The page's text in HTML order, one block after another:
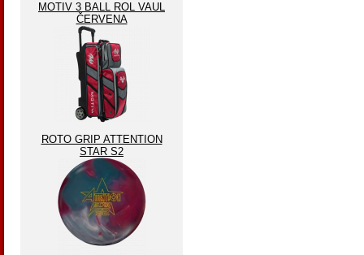
MOTIV 3 BALL ROL VAUL
ČERVENA
ROTO GRIP ATTENTION
STAR S2